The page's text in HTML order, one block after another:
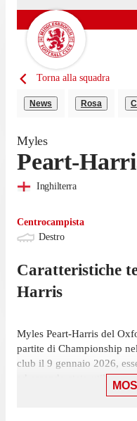
Torna alla squadra
News Rosa
Myles
Peart-
Inghilterra
Centrocampista
Destro
Caratteristiche
Harris
Myles Peart-Harris del
partite di Championship
club il 9 gennaio 2026,
ed essendo stato